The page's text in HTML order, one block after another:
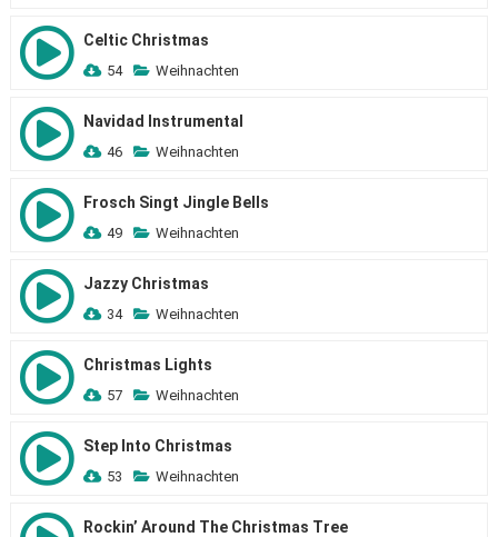
Celtic Christmas
54 Weihnachten
Navidad Instrumental
46 Weihnachten
Frosch Singt Jingle Bells
49 Weihnachten
Jazzy Christmas
34 Weihnachten
Christmas Lights
57 Weihnachten
Step Into Christmas
53 Weihnachten
Rockin’ Around The Christmas Tree